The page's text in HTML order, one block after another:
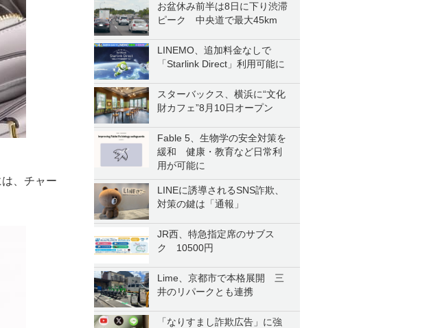
お盆休み前半は8日に下り渋滞
ピーク 中央道で最大45km
LINEMO、追加料金なしで
「Starlink Direct」利用可能に
スターバックス、横浜に“文化
財カフェ”8月10日オープン
Fable 5、生物学の安全対策を
緩和 健康・教育など日常利
用が可能に
LINEに誘導されるSNS詐欺、
対策の鍵は「通報」
JR西、特急指定席のサブス
ク 10500円
Lime、京都市で本格展開 三
井のリパークとも連携
「なりすまし詐欺広告」に強
、チャー